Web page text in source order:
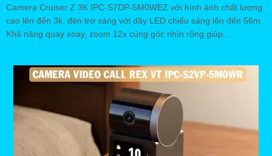
Camera Cruiser Z 3K IPC-S7DP-5M0WEZ với hình ảnh chất lượng
cao lên đến 3k, đèn trợ sáng với dãy LED chiếu sáng lên đến 56m.
Khả năng quay xoay, zoom 12x cùng góc nhìn rộng giúp...